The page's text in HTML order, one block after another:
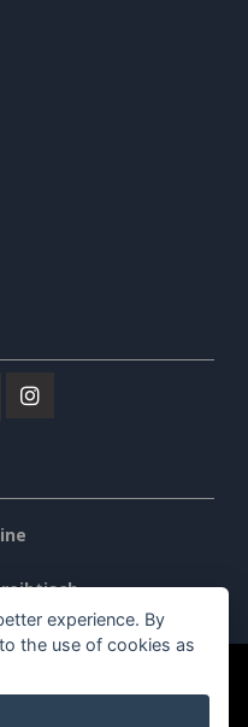
vorbehalten.
experience. By
the use of cookies as